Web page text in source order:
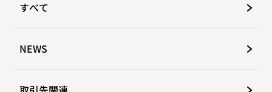
すべて
NEWS